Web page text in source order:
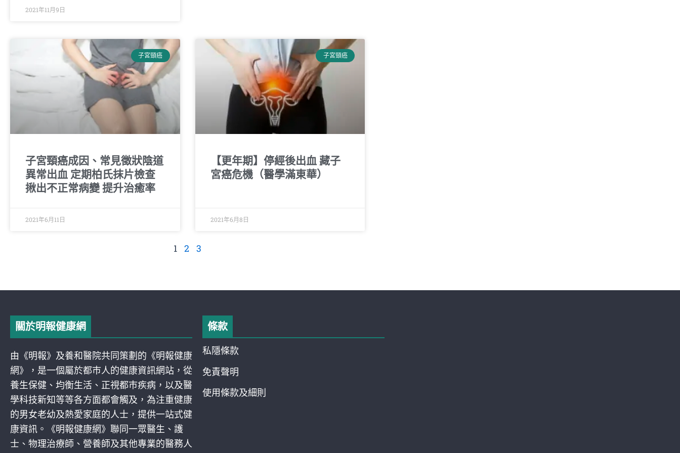
2021年11月9日
子宮頸癌
子宮頸癌成因、常見徵狀陰道
異常出血 定期柏氏抹片檢查
揪出不正常病變 提升治癒率
2021年6月11日
子宮頸癌
【更年期】停經後出血 藏子
宮癌危機（醫學滿東華）
2021年6月8日
1 2 3
關於明報健康網
由《明報》及養和醫院共同策劃的《明報健康
網》，是一個屬於都巿人的健康資訊網站，從
養生保健、均衡生活、正視都巿疾病，以及醫
學科技新知等等各方面都會觸及，為注重健康
的男女老幼及熱愛家庭的人士，提供一站式健
康資訊。《明報健康網》聯同一眾醫生、護
士、物理治療師、營養師及其他專業的醫務人
條款
私隱條款
免責聲明
使用條款及細則